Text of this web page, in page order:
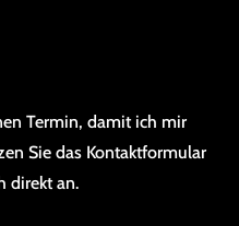
Termin, damit ich mir
Sie das Kontaktformular
direkt an.